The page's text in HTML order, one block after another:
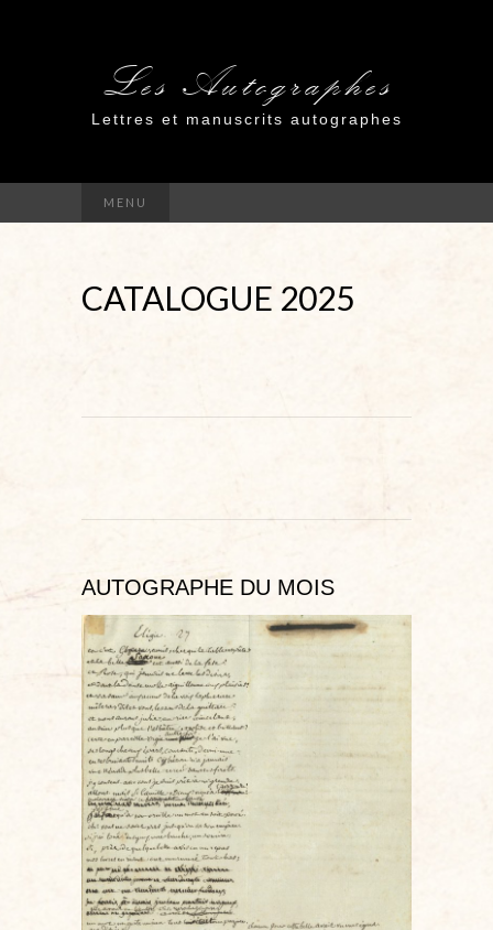
Les Autographes
Lettres et manuscrits autographes
MENU
CATALOGUE 2025
AUTOGRAPHE DU MOIS